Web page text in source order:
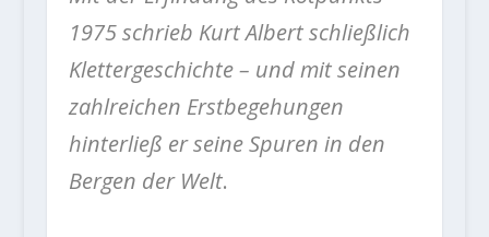
1975 schrieb Kurt Albert schließlich
Klettergeschichte – und mit seinen
zahlreichen Erstbegehungen
hinterließ er seine Spuren in den
Bergen der Welt.